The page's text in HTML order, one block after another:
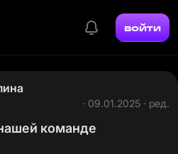
войти
· 09.01.2025 · ред.
команде